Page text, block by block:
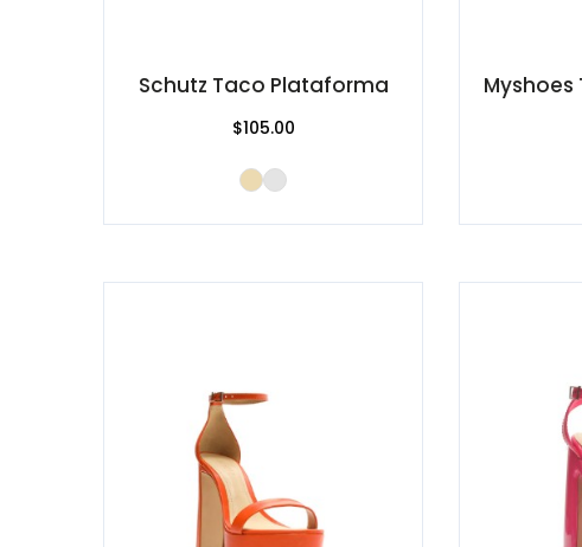
Schutz Taco Plataforma
$105.00